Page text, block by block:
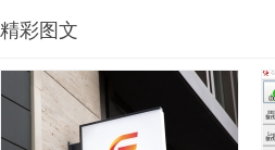
精彩图文